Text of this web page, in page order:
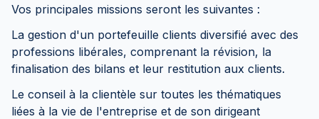
Vos principales missions seront les suivantes :
La gestion d'un portefeuille clients diversifié avec des
professions libérales, comprenant la révision, la
finalisation des bilans et leur restitution aux clients.
Le conseil à la clientèle sur toutes les thématiques
liées à la vie de l'entreprise et de son dirigeant